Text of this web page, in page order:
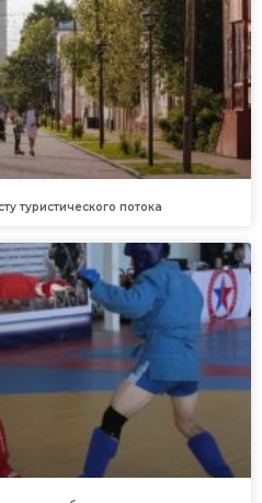
туристического потока